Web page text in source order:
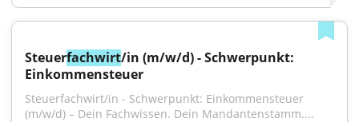
Steuerfachwirt/in (m/w/d) - Schwerpunkt:
Einkommensteuer
Steuerfachwirt/in - Schwerpunkt: Einkommensteuer
(m/w/d) – Dein Fachwissen. Dein Mandantenstamm....